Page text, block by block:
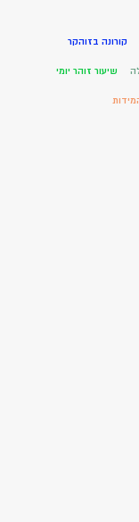
קורונה בזוהקר
שיעור זוהר יומי